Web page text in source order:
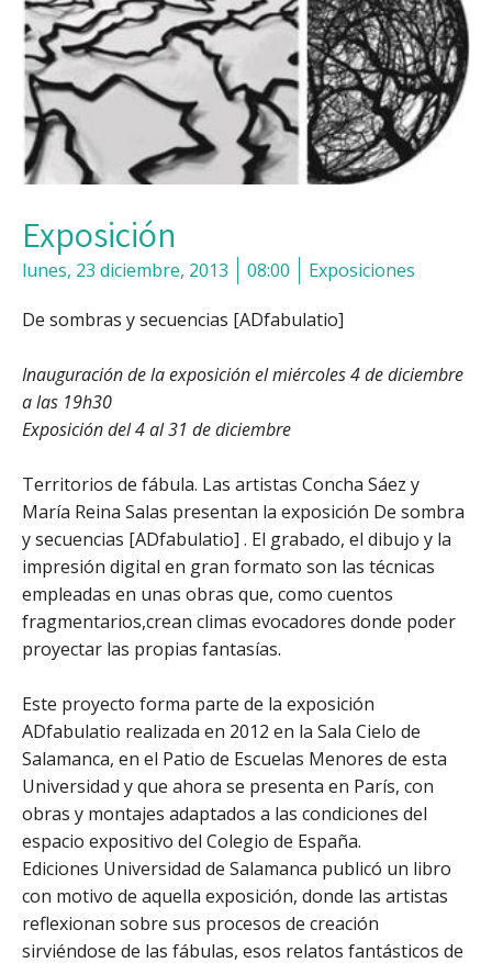
Exposición
lunes, 23 diciembre, 2013 08:00 Exposiciones
De sombras y secuencias [ADfabulatio]
Inauguración de la exposición el miércoles 4 de diciembre
a las 19h30
Exposición del 4 al 31 de diciembre
Territorios de fábula. Las artistas Concha Sáez y
María Reina Salas presentan la exposición De sombra
y secuencias [ADfabulatio] . El grabado, el dibujo y la
impresión digital en gran formato son las técnicas
empleadas en unas obras que, como cuentos
fragmentarios,crean climas evocadores donde poder
proyectar las propias fantasías.
Este proyecto forma parte de la exposición
ADfabulatio realizada en 2012 en la Sala Cielo de
Salamanca, en el Patio de Escuelas Menores de esta
Universidad y que ahora se presenta en París, con
obras y montajes adaptados a las condiciones del
espacio expositivo del Colegio de España.
Ediciones Universidad de Salamanca publicó un libro
con motivo de aquella exposición, donde las artistas
reflexionan sobre sus procesos de creación
sirviéndose de las fábulas, esos relatos fantásticos de